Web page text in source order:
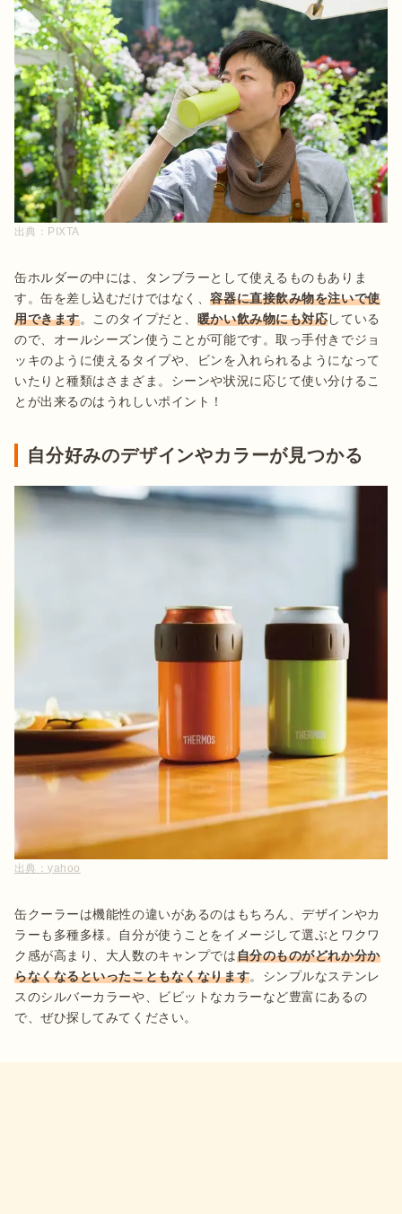
出典： PIXTA
缶ホルダーの中には、タンブラーとして使えるものもありま
す。缶を差し込むだけではなく、容器に直接飲み物を注いで使
用できます。このタイプだと、 暖かい飲み物にも対応している
ので、オールシーズン使うことが可能です。取っ手付きでジョ
ッキのように使えるタイプや、ビンを入れられるようになって
いたりと種類はさまざま。シーンや状況に応じて使い分けるこ
とが出来るのはうれしいポイント！
自分好みのデザインやカラーが見つかる
出典：yahoo
缶クーラーは機能性の違いがあるのはもちろん、デザインやカ
ラーも多種多様。自分が使うことをイメージして選ぶとワクワ
ク感が高まり、大人数のキャンプでは自分のものがどれか分か
らなくなるといったこともなくなります。シンプルなステンレ
スのシルバーカラーや、ビビットなカラーなど豊富にあるの
で、ぜひ探してみてください。